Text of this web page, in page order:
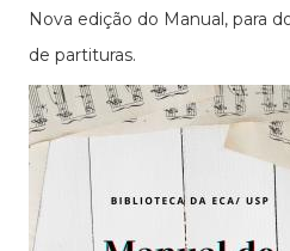
Nova edição do Manual, para
de partituras.